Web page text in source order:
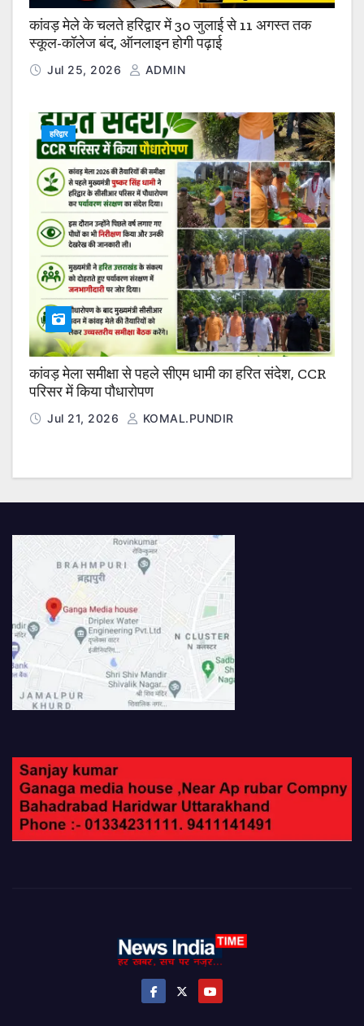
कांवड़ मेले के चलते हरिद्वार में 30 जुलाई से 11 अगस्त तक
स्कूल-कॉलेज बंद, ऑनलाइन होगी पढ़ाई
Jul 25, 2026 ADMIN
हरिद्वार
कांवड़ मेला समीक्षा से पहले सीएम धामी का हरित संदेश, CCR
परिसर में किया पौधारोपण
Jul 21, 2026 KOMAL.PUNDIR